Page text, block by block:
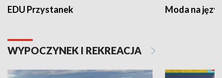
EDU Przystanek Moda na
WYPOCZYNEK I REKREACJA